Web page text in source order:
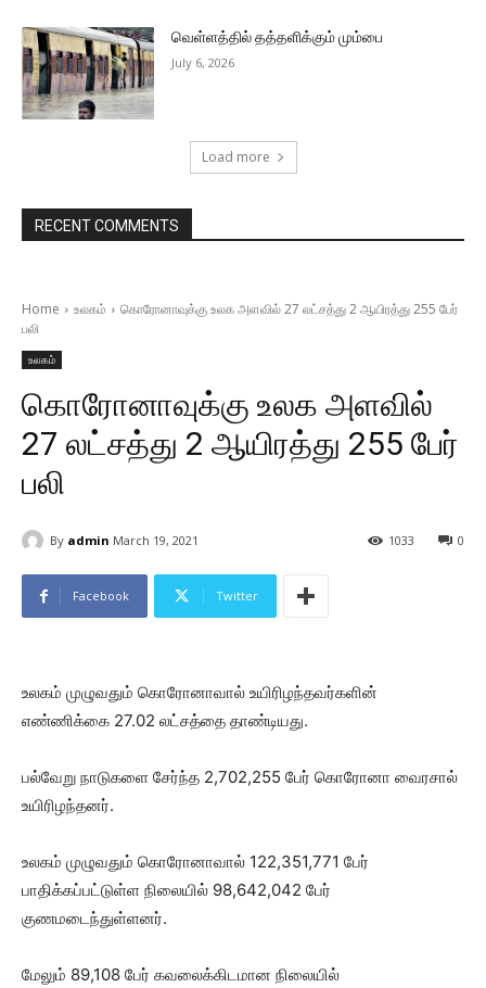
வெள்ளத்தில் தத்தளிக்கும் மும்பை
July 6, 2026
Load more
RECENT COMMENTS